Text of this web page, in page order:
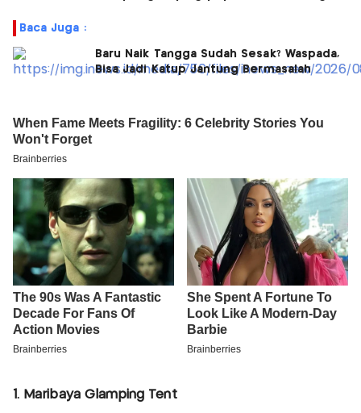
Baca Juga :
Baru Naik Tangga Sudah Sesak? Waspada,
Bisa Jadi Katup Jantung Bermasalah
1. Maribaya Glamping Tent